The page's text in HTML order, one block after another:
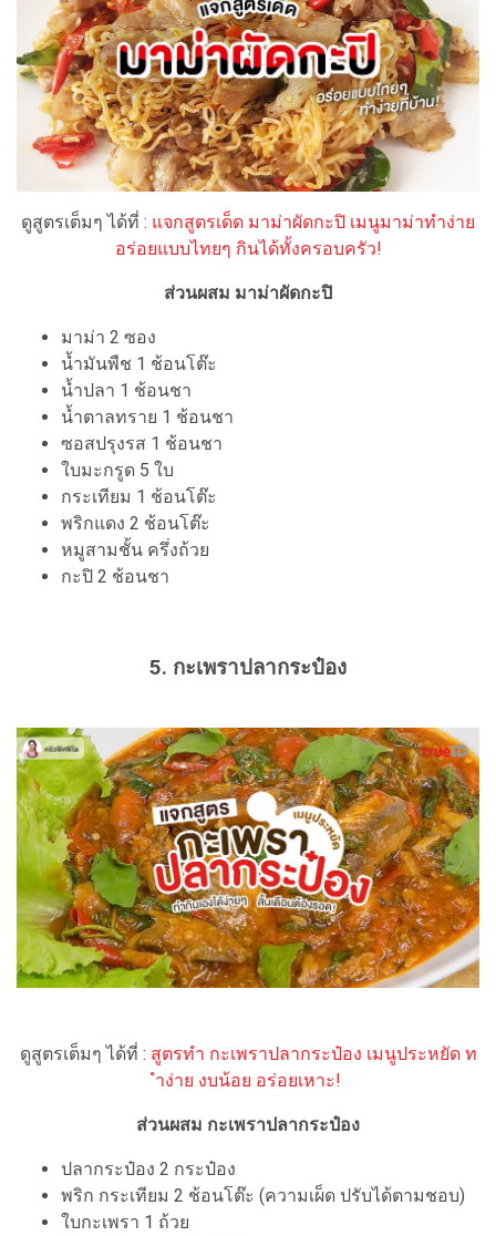
ดูสูตรเต็มๆ ได้ที่ : แจกสูตรเด็ด มาม่าผัดกะปิ เมนูมาม่าทำง่าย
อร่อยแบบไทยๆ กินได้ทั้งครอบครัว!
ส่วนผสม มาม่าผัดกะปิ
มาม่า 2 ซอง
น้ำมันพืช 1 ช้อนโต๊ะ
น้ำปลา 1 ช้อนชา
น้ำตาลทราย 1 ช้อนชา
ซอสปรุงรส 1 ช้อนชา
ใบมะกรูด 5 ใบ
กระเทียม 1 ช้อนโต๊ะ
พริกแดง 2 ช้อนโต๊ะ
หมูสามชั้น ครึ่งถ้วย
กะปิ 2 ช้อนชา
5. กะเพราปลากระป๋อง
ดูสูตรเต็มๆ ได้ที่ : สูตรทำ กะเพราปลากระป๋อง เมนูประหยัด ท
ำง่าย งบน้อย อร่อยเหาะ!
ส่วนผสม กะเพราปลากระป๋อง
ปลากระป๋อง 2 กระป๋อง
พริก กระเทียม 2 ช้อนโต๊ะ (ความเผ็ด ปรับได้ตามชอบ)
ใบกะเพรา 1 ถ้วย